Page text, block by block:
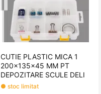
CUTIE PLASTIC MICA 1
200x135x45 MM PT
DEPOZITARE SCULE DELI
● stoc limitat